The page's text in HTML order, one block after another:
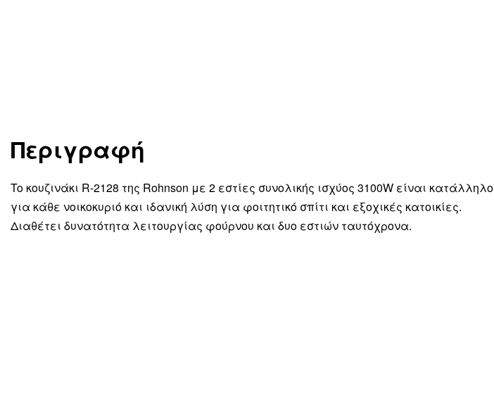
Περιγραφή
To κουζινάκι R-2128 της Rohnson με 2 εστίες συνολικής ισχύος 3100W είναι κατάλληλο
για κάθε νοικοκυριό και ιδανική λύση για φοιτητικό σπίτι και εξοχικές κατοικίες.
Διαθέτει δυνατότητα λειτουργίας φούρνου και δυο εστιών ταυτόχρονα.